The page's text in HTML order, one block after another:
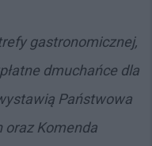
gastronomicznej,
dmuchańce dla
Państwowa
oraz Komenda